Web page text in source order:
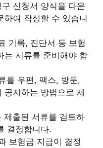
신청서 양식을 다운
하여 작성할 수 있습니
기록, 진단서 등 보험
는 서류를 준비해야 합
를 우편, 팩스, 방문,
공지하는 방법으로 제
제출된 서류를 검토하
결정합니다.
보험금 지급이 결정